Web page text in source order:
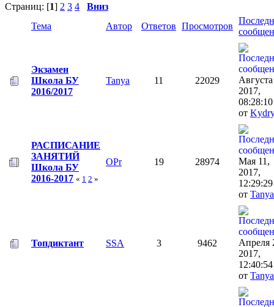
Страниц: [1] 2 3 4
Вниз
Тема
Автор Ответов Просмотров
Экзамен
Школа БУ
2016/2017
Tanya 11 22029
2017,
от
РАСПИСАНИЕ
ЗАНЯТИЙ
Школа БУ
2016-2017 « 1 2 »
OPr 19 28974
Мая 11,
2017,
от Tanya
Топдиктант SSA 3 9462
Апреля
2017,
от Tanya